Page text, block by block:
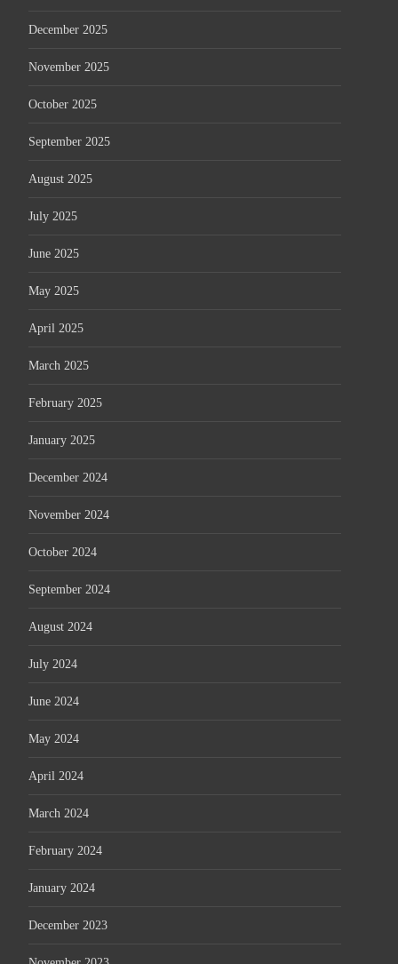
December 2025
November 2025
October 2025
September 2025
August 2025
July 2025
June 2025
May 2025
April 2025
March 2025
February 2025
January 2025
December 2024
November 2024
October 2024
September 2024
August 2024
July 2024
June 2024
May 2024
April 2024
March 2024
February 2024
January 2024
December 2023